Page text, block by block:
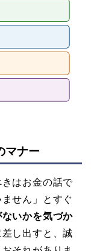
マナー
はお金の話で
せん」とすぐ
いかを気づか
し出すと、誠